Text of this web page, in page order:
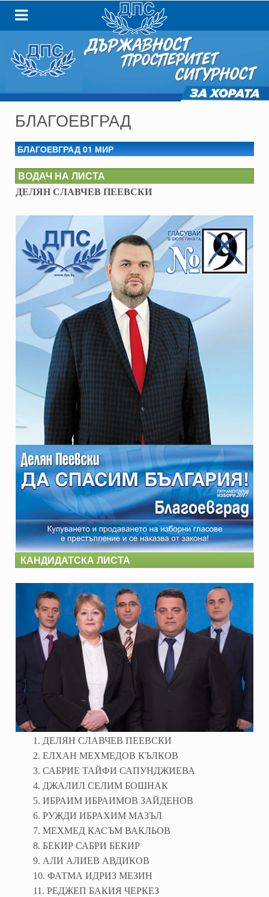
БЛАГОЕВГРАД
БЛАГОЕВГРАД 01 МИР
ВОДАЧ НА ЛИСТА
ДЕЛЯН СЛАВЧЕВ ПЕЕВСКИ
КАНДИДАТСКА ЛИСТА
1. ДЕЛЯН СЛАВЧЕВ ПЕЕВСКИ
2. ЕЛХАН МЕХМЕДОВ КЪЛКОВ
3. САБРИЕ ТАЙФИ САПУНДЖИЕВА
4. ДЖАЛИЛ СЕЛИМ БОШНАК
5. ИБРАИМ ИБРАИМОВ ЗАЙДЕНОВ
6. РУЖДИ ИБРАХИМ МАЗЪЛ
7. МЕХМЕД КАСЪМ ВАКЛЬОВ
8. БЕКИР САБРИ БЕКИР
9. АЛИ АЛИЕВ АВДИКОВ
10. ФАТМА ИДРИЗ МЕЗИН
11. РЕДЖЕП БАКИЯ ЧЕРКЕЗ